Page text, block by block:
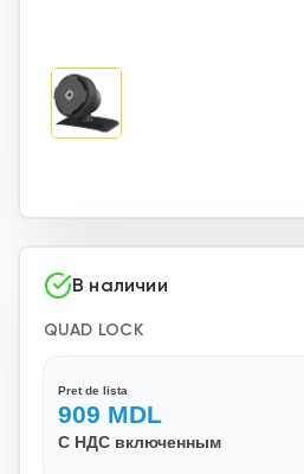
В наличии
QUAD LOCK
Pret de lista
909 MDL
С НДС включенным